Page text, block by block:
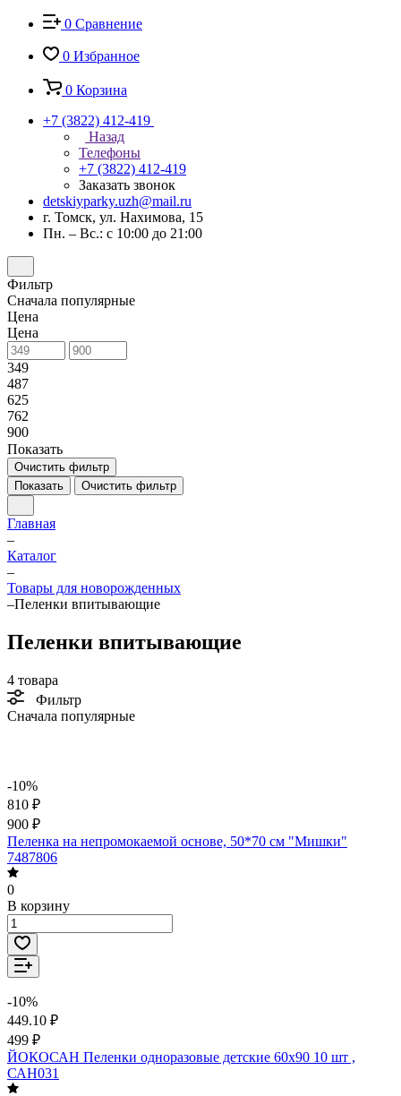
0 Сравнение
0 Избранное
0 Корзина
+7 (3822) 412-419
Назад
Телефоны
+7 (3822) 412-419
Заказать звонок
detskiyparky.uzh@mail.ru
г. Томск, ул. Нахимова, 15
Пн. – Вс.: с 10:00 до 21:00
Фильтр
Сначала популярные
Цена
Цена
349
487
625
762
900
Показать
Очистить фильтр
Показать
Очистить фильтр
Главная
–
Каталог
–
Товары для новорожденных
–Пеленки впитывающие
Пеленки впитывающие
4 товара
Фильтр
Сначала популярные
-10%
810 ₽
900 ₽
Пеленка на непромокаемой основе, 50*70 см "Мишки"
7487806
0
В корзину
-10%
449.10 ₽
499 ₽
ЙОКОСАН Пеленки одноразовые детские 60х90 10 шт ,
САН031